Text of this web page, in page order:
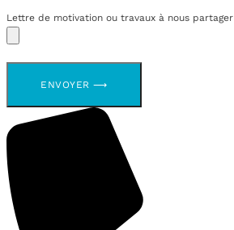
Lettre de motivation ou travaux à nous partager
ENVOYER ⟶